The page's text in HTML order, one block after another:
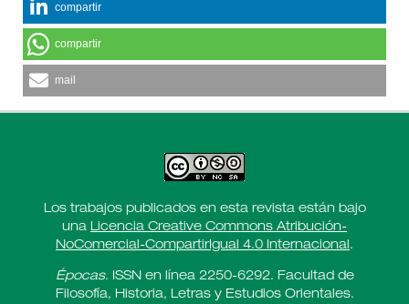
compartir
compartir
mail
Los trabajos publicados en esta revista están bajo
una Licencia Creative Commons Atribución-
NoComercial-CompartirIgual 4.0 Internacional.
Épocas. ISSN en línea 2250-6292. Facultad de
Filosofía, Historia, Letras y Estudios Orientales.